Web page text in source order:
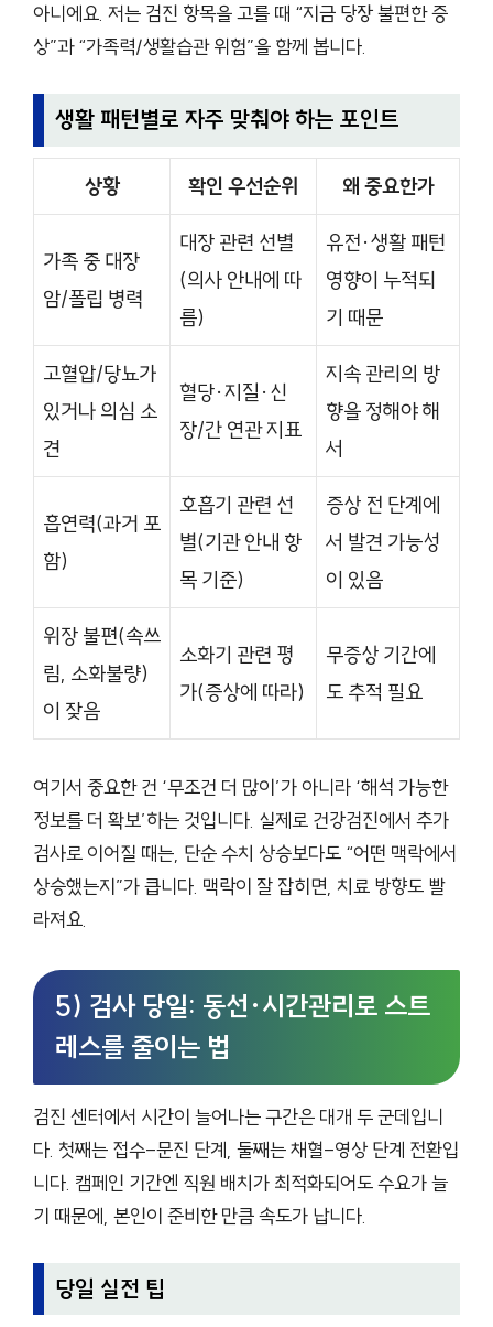
아니에요. 저는 검진 항목을 고를 때 “지금 당장 불편한 증
상”과 “가족력/생활습관 위험”을 함께 봅니다.
생활 패턴별로 자주 맞춰야 하는 포인트
상황 확인 우선순위 왜 중요한가
가족 중 대장
암/폴립 병력
대장 관련 선별
(의사 안내에 따
름)
유전·생활 패턴
영향이 누적되
기 때문
고혈압/당뇨가
있거나 의심 소
견
혈당·지질·신
장/간 연관 지표
지속 관리의 방
향을 정해야 해
서
흡연력(과거 포
함)
호흡기 관련 선
별(기관 안내 항
목 기준)
증상 전 단계에
서 발견 가능성
이 있음
위장 불편(속쓰
림, 소화불량)
이 잦음
소화기 관련 평
가(증상에 따라)
무증상 기간에
도 추적 필요
여기서 중요한 건 ‘무조건 더 많이’가 아니라 ‘해석 가능한
정보를 더 확보’하는 것입니다. 실제로 건강검진에서 추가
검사로 이어질 때는, 단순 수치 상승보다도 “어떤 맥락에서
상승했는지”가 큽니다. 맥락이 잘 잡히면, 치료 방향도 빨
라져요.
5) 검사 당일: 동선·시간관리로 스트
레스를 줄이는 법
검진 센터에서 시간이 늘어나는 구간은 대개 두 군데입니
다. 첫째는 접수-문진 단계, 둘째는 채혈-영상 단계 전환입
니다. 캠페인 기간엔 직원 배치가 최적화되어도 수요가 늘
기 때문에, 본인이 준비한 만큼 속도가 납니다.
당일 실전 팁